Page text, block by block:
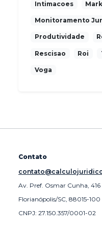
Intimacoes
Monitoramento
Produtividade
Rescisao Roi
Voga
Contato
Av. Pref. Osmar Cunha,
Florianópolis/SC, 88015-100
CNPJ: 27.150.357/0001-02